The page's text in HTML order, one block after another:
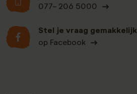
077- 206 5000
Stel je vraag gemakkelijk
op Facebook